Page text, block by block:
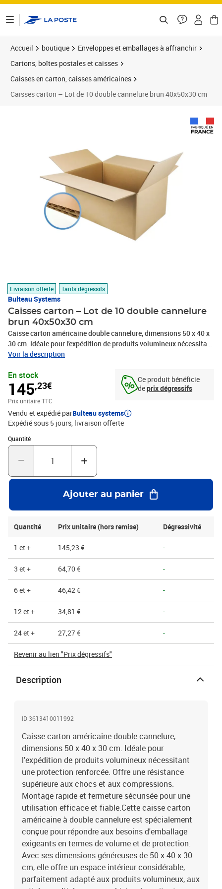
Accueil boutique
Enveloppes et emballages à affranchir
Cartons, boîtes postales et caisses
Caisses en carton, caisses américaines
Caisses carton – Lot de 10 double cannelure brun 40x50x30 cm
Livraison offerte Tarifs dégressifs
Bulteau Systems
Caisses carton – Lot de 10 double cannelure
brun 40x50x30 cm
Caisse carton américaine double cannelure, dimensions 50 x 40 x
30 cm. Idéale pour l'expédition de produits volumineux nécessitant
une protection renforcée. Offre une résistance supérieure aux
pour une utilisation efficace et fiable.Cette caisse carton
américaine à double cannelure est spécialement conçue pour
répondre aux besoins d'emballage exigeants en termes de volume
et de protection. Avec ses dimensions généreuses de 50 x 40 x 30
cm, elle offre un espace intérieur considérable, parfaitement
adapté aux produits volumineux, aux articles multiples ou aux
objets nécessitant un calage important.La structure à double
cannelure confère à cette caisse une résistance exceptionnelle, la
rendant particulièrement appropriée pour le transport de
une protection maximale contre les chocs, les compressions et les
vibrations tout au long du parcours logistique, préservant
l'intégrité du contenu jusqu'à sa destination finale.Le montage de
la caisse est simplifié grâce à son fond automatique, permettant
est particulièrement avantageuse dans les s à fort volume
supérieurs garantissent une fermeture sûre et robuste, renforçant
Voir la description
En stock
145,23€
Prix unitaire TTC
Vendu et expédié parBulteau systems
Expédié sous 5 jours livraison offerte
Ce produit bénéficie
deprix dégressifs
Quantité
Quantité : 1
Ajouter au panier
Quantité Prix unitaire (hors remise) Dégressivité
1 et + 145,23 € -
3 et + 64,70 € -
6 et + 46,42 € -
12 et + 34,81 € -
24 et + 27,27 € -
Revenir au lien "Prix dégressifs"
Description
ID 3613410011992
Caisse carton américaine double cannelure,
dimensions 50 x 40 x 30 cm. Idéale pour
l'expédition de produits volumineux nécessitant
une protection renforcée. Offre une résistance
supérieure aux chocs et aux compressions.
Montage rapide et fermeture sécurisée pour une
utilisation efficace et fiable.Cette caisse carton
américaine à double cannelure est spécialement
conçue pour répondre aux besoins d'emballage
exigeants en termes de volume et de protection.
Avec ses dimensions généreuses de 50 x 40 x 30
cm, elle offre un espace intérieur considérable,
parfaitement adapté aux produits volumineux, aux